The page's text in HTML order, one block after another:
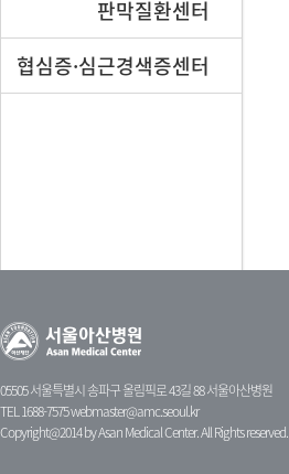
판막질환센터
협심증·심근경색증센터
05505 서울특별시 송파구 올림픽로 43길 88 서울아산병원
TEL 1688-7575webmaster@amc.seoul.kr
Copyright@2014 by Asan Medical Center. All Rights reserved.